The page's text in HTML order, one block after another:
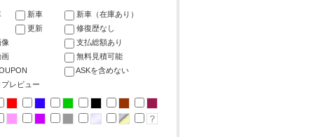
新車
新車（在庫あり）
更新
修復歴なし
支払総額あり
画
無料見積可能
ASKを含めない
プレビュー